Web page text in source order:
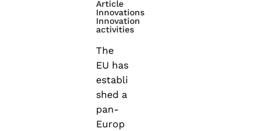
Article
Innovations
Innovation
activities
The
EU has
establi
shed a
pan-
Europ